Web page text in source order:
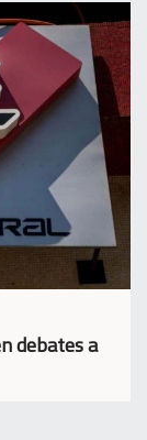
debates a